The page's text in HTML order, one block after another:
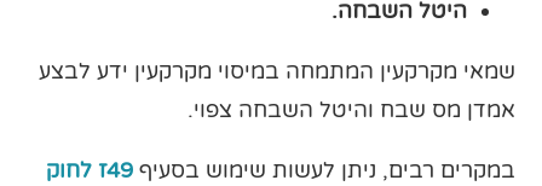
היטל השבחה.
שמאי מקרקעין המתמחה במיסוי מקרקעין ידע לבצע
אמדן מס שבח והיטל השבחה צפוי.
במקרים רבים, ניתן לעשות שימוש בסעיף
49ז לחוק